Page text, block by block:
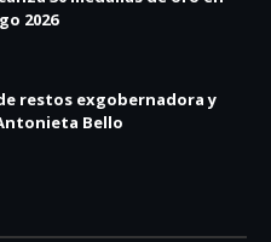
2026
restos exgobernadora y
Bello